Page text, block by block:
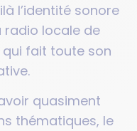
l’identité sonore
radio locale de
qui fait toute son
quasiment
thématiques, le